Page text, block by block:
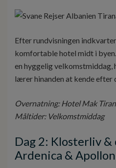
Efter rundvisningen
komfortable hotel midt i
en hyggelig velkomstmiddag,
lærer hinanden at kende efter
Overnatning: Hotel Mak
Måltider: Velkomstmiddag
Dag 2: Klosterliv
Ardenica &